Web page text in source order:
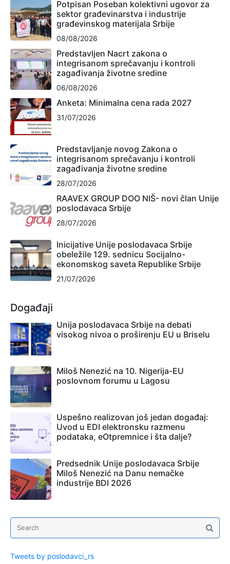
Potpisan Poseban kolektivni ugovor za
sektor građevinarstva i industrije
građevinskog materijala Srbije
08/08/2026
Predstavljen Nacrt zakona o
integrisanom sprečavanju i kontroli
zagađivanja životne sredine
06/08/2026
Anketa: Minimalna cena rada 2027
31/07/2026
Predstavljanje novog Zakona o
integrisanom sprečavanju i kontroli
zagađivanja životne sredine
28/07/2026
RAAVEX GROUP DOO NIŠ- novi član Unije
poslodavaca Srbije
28/07/2026
Inicijative Unije poslodavaca Srbije
obeležile 129. sednicu Socijalno-
ekonomskog saveta Republike Srbije
21/07/2026
Događaji
Unija poslodavaca Srbije na debati
visokog nivoa o proširenju EU u Briselu
Miloš Nenezić na 10. Nigerija-EU
poslovnom forumu u Lagosu
Uspešno realizovan još jedan događaj:
Uvod u EDI elektronsku razmenu
podataka, eOtpremnice i šta dalje?
Predsednik Unije poslodavaca Srbije
Miloš Nenezić na Danu nemačke
industrije BDI 2026
Tweets by poslodavci_rs